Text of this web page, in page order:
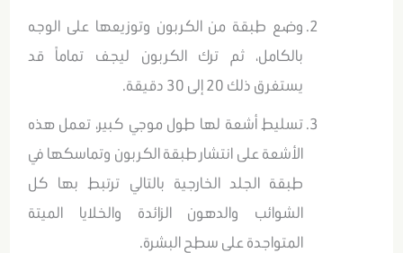
وضع طبقة من الكربون وتوزيعها على الوجه
بالكامل، ثم ترك الكربون ليجف تماماً قد
يستغرق ذلك 20 إلى 30 دقيقة.
تسليط أشعة لها طول موجي كبير، تعمل هذه
الأشعة على انتشار طبقة الكربون وتماسكها في
طبقة الجلد الخارجية بالتالي ترتبط بها كل
الشوائب والدهون الزائدة والخلايا الميتة
المتواجدة على سطح البشرة.